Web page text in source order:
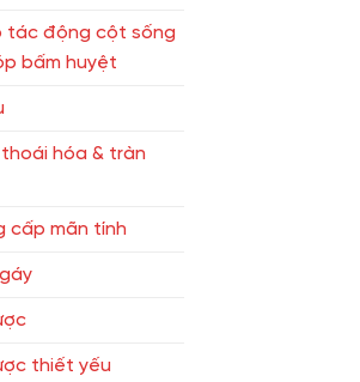
động cột sống
bấm huyệt
hóa & tràn
cấp mãn tính
thiết yếu